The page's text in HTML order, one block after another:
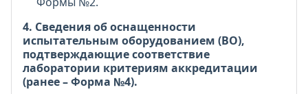
4. Сведения об оснащенности
испытательным оборудованием (ВО),
подтверждающие соответствие
лаборатории критериям аккредитации
(ранее – Форма №4).